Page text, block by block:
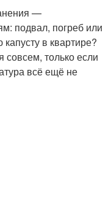
—
подвал, погреб или
в квартире?
совсем, только если
всё ещё не